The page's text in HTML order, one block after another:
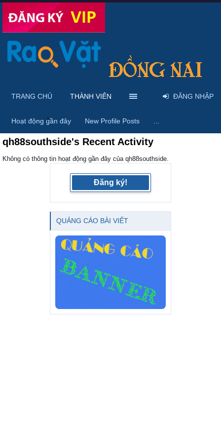
Trang chủ Thành viên
qh88southside's Recent Activity
Không có thông tin hoạt động gần đây của qh88southside.
Đăng ký!
QUẢNG CÁO BÀI VIẾT
TRANG CHỦ THÀNH VIÊN
Hoạt động gần đây New Profile Posts
ĐĂNG NHẬP